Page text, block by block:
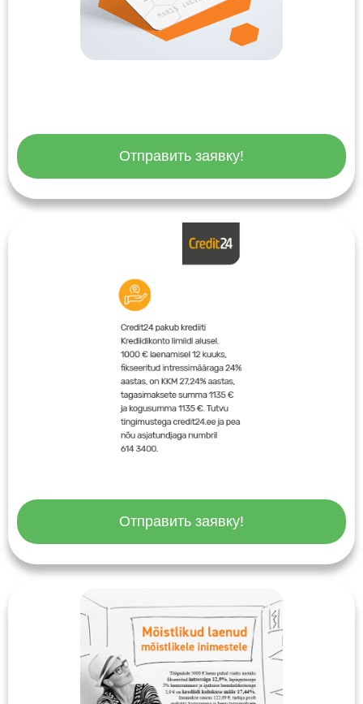
Отправить заявку!
Отправить заявку!